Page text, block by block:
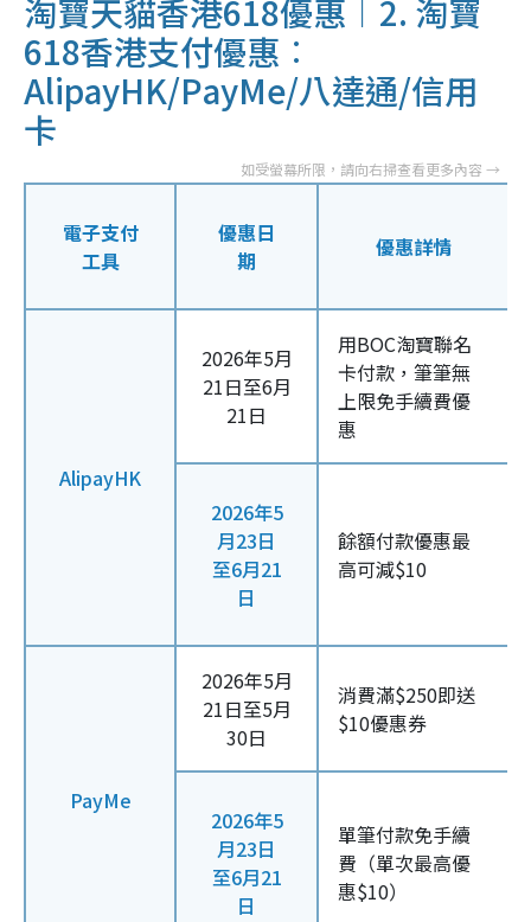
淘寶天貓香港618優惠︱2. 淘寶
618香港支付優惠︰
AlipayHK/PayMe/八達通/信用
卡
電子支付
工具
優惠日
期
優惠詳情
AlipayHK
2026年5月
21日至6月
21日
用BOC淘寶聯名
卡付款，筆筆無
上限免手續費優
惠
2026年5
月23日
至6月21
日
餘額付款優惠最
高可減$10
PayMe
2026年5月
21日至5月
30日
消費滿$250即送
$10優惠券
2026年5
月23日
至6月21
日
單筆付款免手續
費（單次最高優
惠$10）